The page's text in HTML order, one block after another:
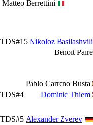
Matteo Berrettini
TDS#15 Nikoloz Basilashvili
Benoit Paire
Pablo Carreno Busta
TDS#4
Dominic Thiem
TDS#5 Alexander Zverev